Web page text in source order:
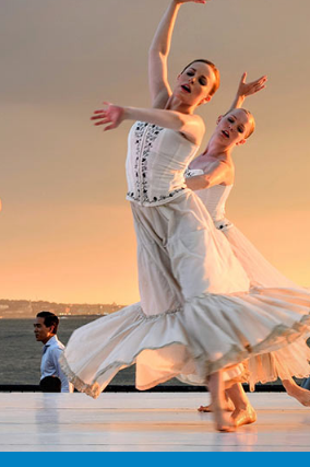
Carnaval 2023
25 février 2023 @15:30 -19:00
Centre Social et Culturel - 3 rue du
château d'eau à Plombières
En savoir plus